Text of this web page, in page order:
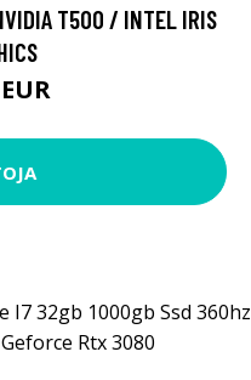
T500 / INTEL IRIS